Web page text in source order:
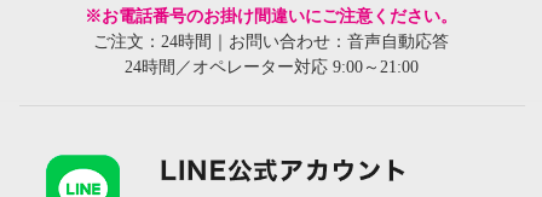
※お電話番号のお掛け間違いにご注意ください。
ご注文：24時間｜お問い合わせ：音声自動応答
24時間／オペレーター対応 9:00～21:00